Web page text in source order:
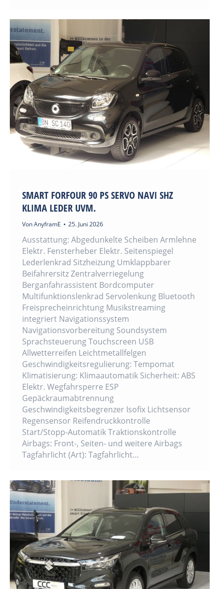
SMART FORFOUR 90 PS SERVO NAVI SHZ
KLIMA LEDER UVM.
VonAnyframE 25. Juni 2026
Ausstattung: Abgedunkelte Scheiben Armlehne
Elektr. Fensterheber Elektr. Seitenspiegel
Lederlenkrad Sitzheizung Umklappbarer
Beifahrersitz Zentralverriegelung
Berganfahrassistent Bordcomputer
Multifunktionslenkrad Servolenkung Bluetooth
Freisprecheinrichtung Musikstreaming
integriert Navigationssystem
Navigationsvorbereitung Soundsystem
Sprachsteuerung Touchscreen USB
Allwetterreifen Leichtmetallfelgen
Geschwindigkeitsregulierung: Tempomat
Klimatisierung: Klimaautomatik Sicherheit: ABS
Elektr. Wegfahrsperre ESP
Gepäckraumabtrennung
Geschwindigkeitsbegrenzer Isofix Lichtsensor
Regensensor Reifendruckkontrolle
Start/Stopp-Automatik Traktionskontrolle
Airbags: Front-, Seiten- und weitere Airbags
Tagfahrlicht (Art): Tagfahrlicht…